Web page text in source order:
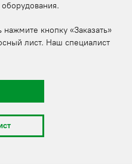
кнопку «Заказать»
лист. Наш специалист